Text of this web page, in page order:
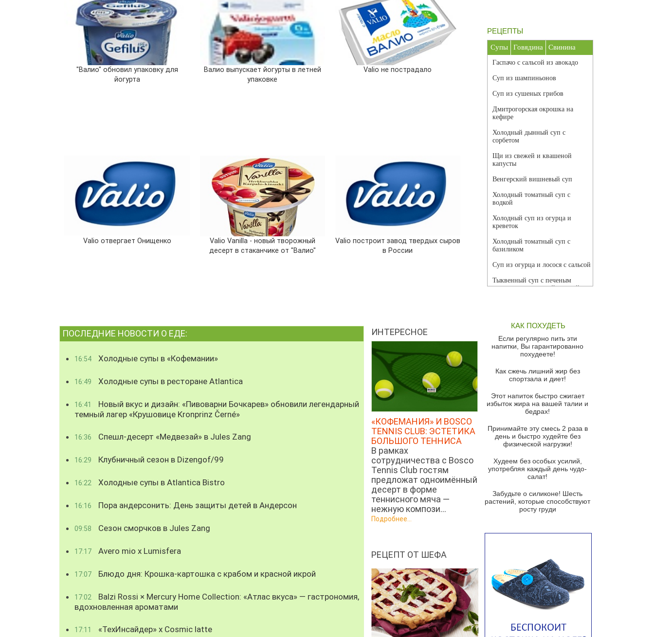
"Валио" обновил упаковку для
йогурта
Валио выпускает йогурты в летней
упаковке
Valio не пострадало
Valio отвергает Онищенко
Valio Vanilla - новый творожный
десерт в стаканчике от "Валио"
Valio построит завод твердых сыров
в России
ПОСЛЕДНИЕ НОВОСТИ О ЕДЕ:
16:54 Холодные супы в «Кофемании»
16:49 Холодные супы в ресторане Atlantica
16:41
Новый вкус и дизайн: «Пивоварни Бочкарев» обновили легендарный
темный лагер «Крушовице Kronprinz Černé»
16:36 Спешл-десерт «Медвезай» в Jules Zang
16:29 Клубничный сезон в Dizengof/99
16:22 Холодные супы в Atlantica Bistro
16:16 Пора андерсонить: День защиты детей в Андерсон
09:58 Сезон сморчков в Jules Zang
17:17 Avero mio x Lumisfera
17:07 Блюдо дня: Крошка-картошка с крабом и красной икрой
17:02
Balzi Rossi × Mercury Home Collection: «Атлас вкуса» — гастрономия,
вдохновленная ароматами
17:11 «ТехИнсайдер» х Cosmic latte
ИНТЕРЕСНОЕ
«КОФЕМАНИЯ» И BOSCO
TENNIS CLUB: ЭСТЕТИКА
БОЛЬШОГО ТЕННИСА
В рамках
сотрудничества с Bosco
Tennis Club гостям
предложат одноимённый
десерт в форме
теннисного мяча —
нежную компози...
Подробнее...
РЕЦЕПТ ОТ ШЕФА
РЕЦЕПТЫ
Супы Говядина Свинина
Гаспачо с сальсой из авокадо
Суп из шампиньонов
Суп из сушеных грибов
Дмитрогорская окрошка на
кефире
Холодный дынный суп с
сорбетом
Щи из свежей и квашеной
капусты
Венгерский вишневый суп
Холодный томатный суп с
водкой
Холодный суп из огурца и
креветок
Холодный томатный суп с
базиликом
Суп из огурца и лосося с сальсой
Тыквенный суп с печеным
чесноком и томатной сальсой
красного перца
Парижский луковый суп
Суп из спаржи и горошка с
Суп-крем из цветной капусты
Французский луковый суп
Суп из баклажанов с моцареллой
Грибной крем-суп с кростини с
козьим сыром
Суп мисо с зеленым луком и
тофу
из рукколы
Португальский чесночный суп с
Ирландский картофельный суп
Суп из пастернака
Пряный морковный суп во время
зимних холодов
Американский суп из красной
КАК ПОХУДЕТЬ
Если регулярно пить эти
напитки, Вы гарантированно
похудеете!
Как сжечь лишний жир без
спортзала и диет!
Этот напиток быстро сжигает
избыток жира на вашей талии и
бедрах!
Принимайте эту смесь 2 раза в
день и быстро худейте без
физической нагрузки!
Худеем без особых усилий,
употребляя каждый день чудо-
салат!
Забудьте о силиконе! Шесть
растений, которые способствуют
росту груди